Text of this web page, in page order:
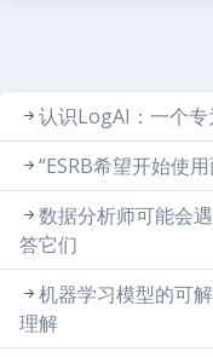
认识LogAI：一个
“ESRB希望开始使
数据分析师可能会
答它们
机器学习模型的可
理解